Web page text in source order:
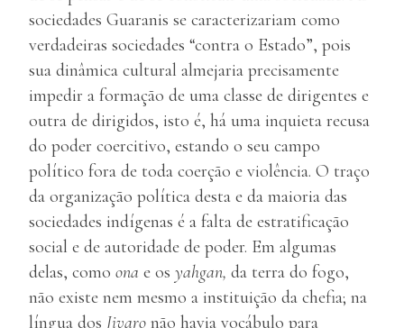
sociedades Guaranis se caracterizariam como
verdadeiras sociedades “contra o Estado”, pois
sua dinâmica cultural almejaria precisamente
impedir a formação de uma classe de dirigentes e
outra de dirigidos, isto é, há uma inquieta recusa
do poder coercitivo, estando o seu campo
político fora de toda coerção e violência. O traço
da organização política desta e da maioria das
sociedades indígenas é a falta de estratificação
social e de autoridade de poder. Em algumas
delas, como ona e os yahgan, da terra do fogo,
não existe nem mesmo a instituição da chefia; na
língua dos Jivaro não havia vocábulo para